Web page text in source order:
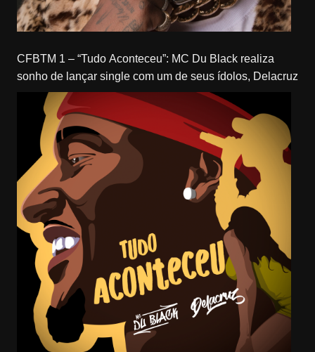
CFBTM 1 – “Tudo Aconteceu”: MC Du Black realiza
sonho de lançar single com um de seus ídolos, Delacruz